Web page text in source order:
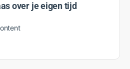
over je eigen tijd